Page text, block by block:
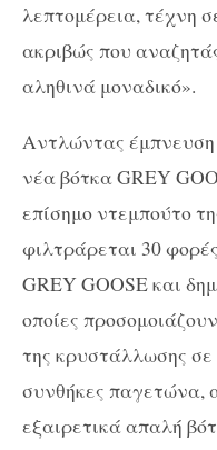
λεπτομέρεια, τέχνη
ακριβώς που
αληθινά μοναδικό».
Αντλώντας έμπνευση
νέα βότκαGREY
επίσημο ντεμπούτο
φιλτράρεται 30
GREY GOOSEκαι
οποίες
της κρυστάλλωσης
συνθήκες παγετώνα,
εξαιρετικά απαλή